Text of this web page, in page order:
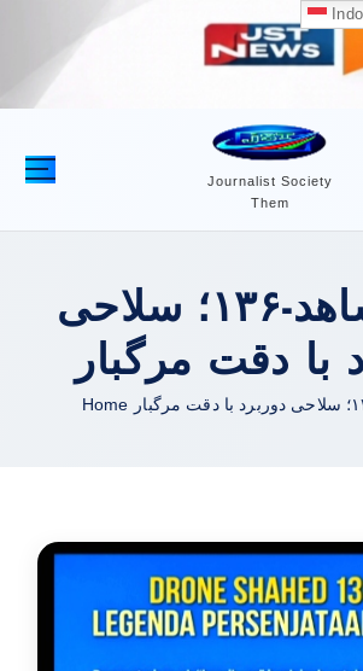
n
Journalist Society
Them
پهپاد شاهد-۱۳۶؛ سلاحی
با دقت مرگبار
Home